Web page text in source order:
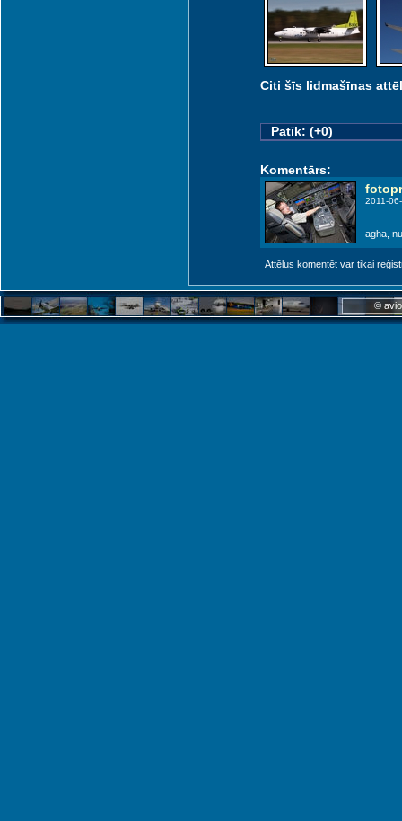
Citi šīs lidmašīnas
Patīk: (+0)
Komentārs:
2011-
agha,
Attēlus komentēt var tikai
©